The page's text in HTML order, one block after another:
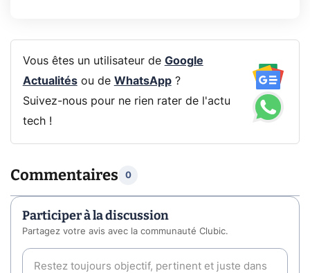
Vous êtes un utilisateur de Google
Actualitésou de WhatsApp?
Suivez-nous pour ne rien rater de l'actu
tech !
Commentaires 0
Participer à la discussion
Partagez votre avis avec la communauté Clubic.